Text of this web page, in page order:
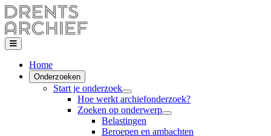
Home
Onderzoeken
Start je onderzoek
Hoe werkt archiefonderzoek?
Zoeken op onderwerp
Belastingen
Beroepen en ambachten